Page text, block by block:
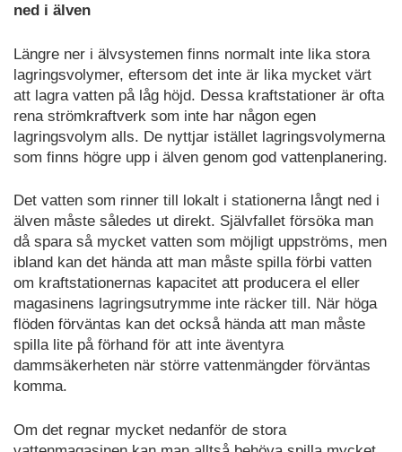
ned i älven
Längre ner i älvsystemen finns normalt inte lika stora
lagringsvolymer, eftersom det inte är lika mycket värt
att lagra vatten på låg höjd. Dessa kraftstationer är ofta
rena strömkraftverk som inte har någon egen
lagringsvolym alls. De nyttjar istället lagringsvolymerna
som finns högre upp i älven genom god vattenplanering.
Det vatten som rinner till lokalt i stationerna långt ned i
älven måste således ut direkt. Självfallet försöka man
då spara så mycket vatten som möjligt uppströms, men
ibland kan det hända att man måste spilla förbi vatten
om kraftstationernas kapacitet att producera el eller
magasinens lagringsutrymme inte räcker till. När höga
flöden förväntas kan det också hända att man måste
spilla lite på förhand för att inte äventyra
dammsäkerheten när större vattenmängder förväntas
komma.
Om det regnar mycket nedanför de stora